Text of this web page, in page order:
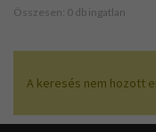
Összesen: 0 db ingatlan
A keresés nem hozott